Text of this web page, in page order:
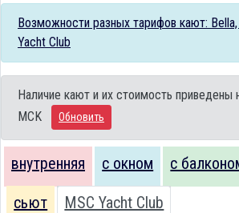
Возможности разных тарифов кают:
Yacht Club
Наличие кают и их стоимость приведены
MCK
Обновить
внутренняя с окном с
сьют MSC Yacht Club